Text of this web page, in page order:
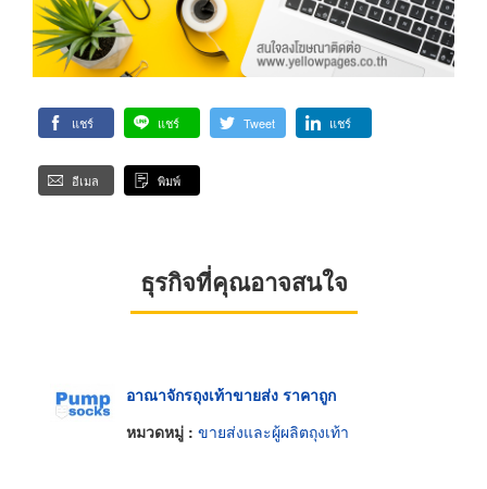
แชร์ แชร์ Tweet แชร์
อีเมล พิมพ์
ธุรกิจที่คุณอาจสนใจ
อาณาจักรถุงเท้าขายส่ง ราคาถูก
หมวดหมู่ : ขายส่งและผู้ผลิตถุงเท้า